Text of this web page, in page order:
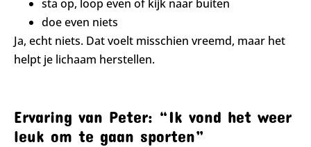
sta op, loop even of kijk naar buiten
doe even niets
Ja, echt niets. Dat voelt misschien vreemd, maar het
helpt je lichaam herstellen.
Ervaring van Peter: “Ik vond het weer
leuk om te gaan sporten”